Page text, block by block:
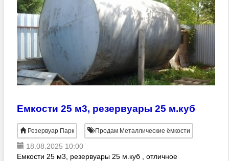
Емкости 25 м3, резервуары 25 м.куб
Резервуар Парк Продам Металлические ёмкости
18.08.2025 10:00
Емкости 25 м3, резервуары 25 м.куб , отличное